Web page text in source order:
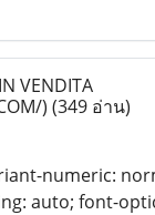
VENDITA
) (349 อ่าน)
numeric:
auto; font-